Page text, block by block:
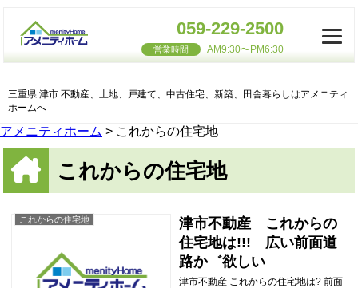
三重県 津市 不動産、土地、戸建て、中古住宅、新築、田舎暮らしはアメニティ
ホームへ
059-229-2500
営業時間 AM9:30〜PM6:30
アメニティホーム > これからの住宅地
これからの住宅地
これからの住宅地
津市不動産 これからの
住宅地は!!! 広い前面道
路か゛欲しい
津市不動産 これからの住宅地は? 前面